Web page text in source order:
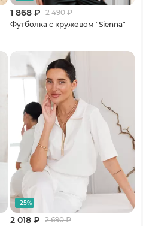
1 868 ₽ 2 490₽
Футболка с кружевом "Sienna"
-25%
2 018 ₽ 2 690₽